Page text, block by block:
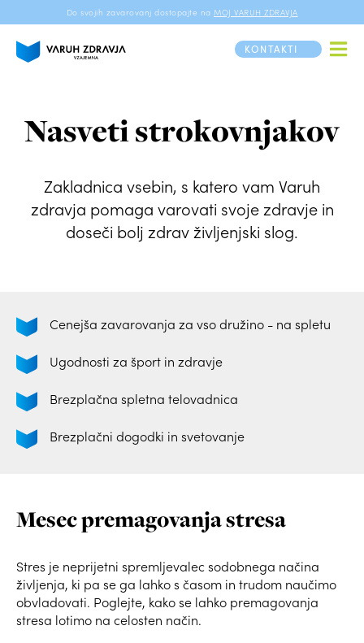
Do svojih zavarovanj dostopajte na MOJ VARUH ZDRAVJA
KONTAKTI
Nasveti strokovnjakov
Zakladnica vsebin, s katero vam Varuh
zdravja pomaga varovati svoje zdravje in
doseči bolj zdrav življenjski slog.
Cenejša zavarovanja za vso družino - na spletu
Ugodnosti za šport in zdravje
Brezplačna spletna telovadnica
Brezplačni dogodki in svetovanje
Mesec premagovanja stresa
Stres je neprijetni spremljevalec sodobnega načina
življenja, ki pa se ga lahko s časom in trudom naučimo
obvladovati. Poglejte, kako se lahko premagovanja
stresa lotimo na celosten način.